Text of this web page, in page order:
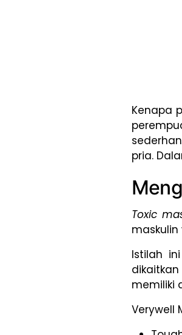
Kenapa
pria.
Toxic
Istilah
memiliki
Verywell